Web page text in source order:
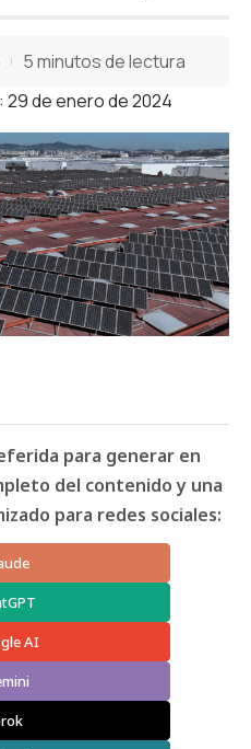
29 de enero de 2024
5 minutos de lectura
para generar en
del contenido y una
para redes sociales:
AI